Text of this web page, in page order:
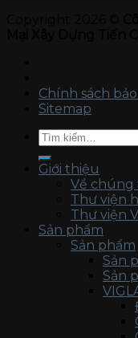
Chính sách
Sitemap
Tìm
kiếm:
Giới thiệu
Về chúng
Thư viện
Thư viện
Sản phẩm
Sản phẩm
Sản
Sản